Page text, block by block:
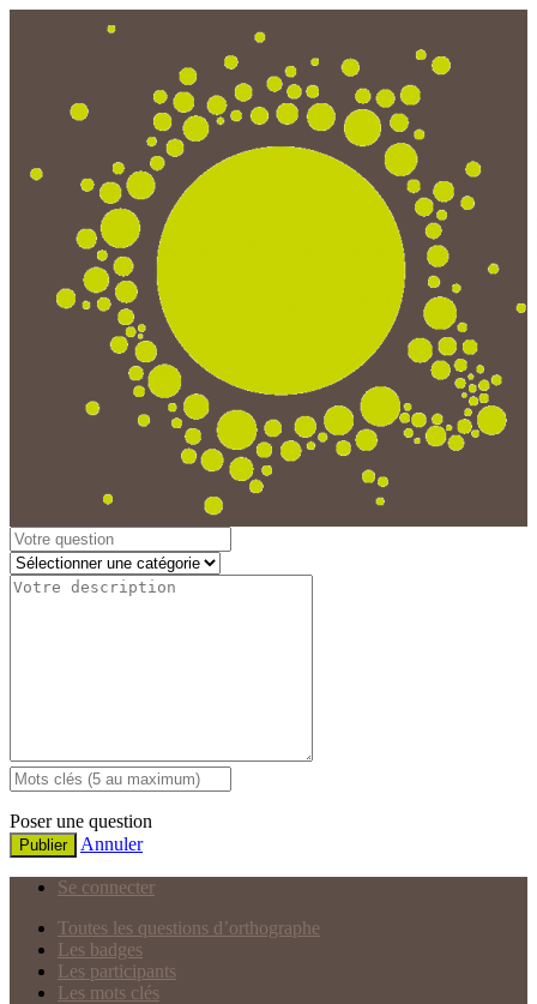
Poser une question
Publier Annuler
Se connecter
Toutes les questions d’orthographe
Les badges
Les participants
Les mots clés